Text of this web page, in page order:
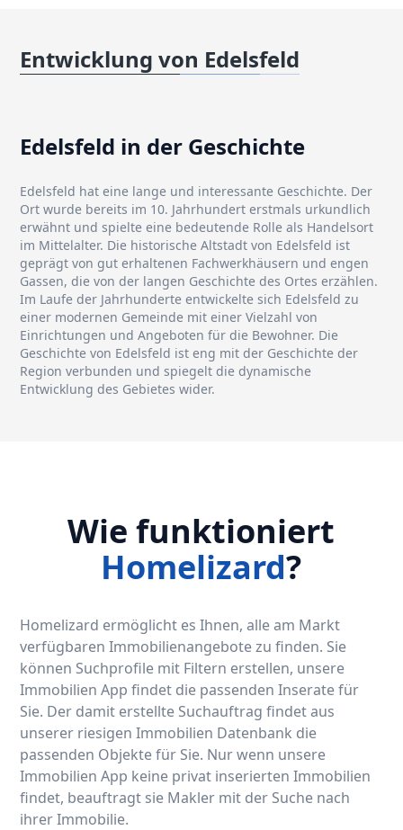
Entwicklung von Edelsfeld
Edelsfeld in der Geschichte
Edelsfeld hat eine lange und interessante Geschichte. Der
Ort wurde bereits im 10. Jahrhundert erstmals urkundlich
erwähnt und spielte eine bedeutende Rolle als Handelsort
im Mittelalter. Die historische Altstadt von Edelsfeld ist
geprägt von gut erhaltenen Fachwerkhäusern und engen
Gassen, die von der langen Geschichte des Ortes erzählen.
Im Laufe der Jahrhunderte entwickelte sich Edelsfeld zu
einer modernen Gemeinde mit einer Vielzahl von
Einrichtungen und Angeboten für die Bewohner. Die
Geschichte von Edelsfeld ist eng mit der Geschichte der
Region verbunden und spiegelt die dynamische
Entwicklung des Gebietes wider.
Wie funktioniert
Homelizard?
Homelizard ermöglicht es Ihnen, alle am Markt
verfügbaren Immobilienangebote zu finden. Sie
können Suchprofile mit Filtern erstellen, unsere
Immobilien App findet die passenden Inserate für
Sie. Der damit erstellte Suchauftrag findet aus
unserer riesigen Immobilien Datenbank die
passenden Objekte für Sie. Nur wenn unsere
Immobilien App keine privat inserierten Immobilien
findet, beauftragt sie Makler mit der Suche nach
ihrer Immobilie.